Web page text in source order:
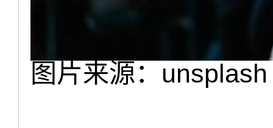
图片来源：unsplash